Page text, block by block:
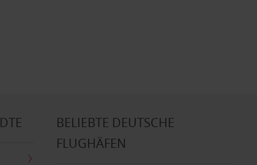
BELIEBTE DEUTSCHE
FLUGHÄFEN